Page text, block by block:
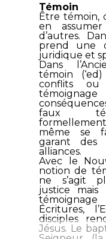
Témoin
Être témoin,
en
d’autres.
prend une
juridique et
Dans
témoin (‘ed )
conflits
faux
même se
garant des
alliances.
Avec le
notion de
ne s’agit
justice
Écritures,
disciples
Jésus. Le